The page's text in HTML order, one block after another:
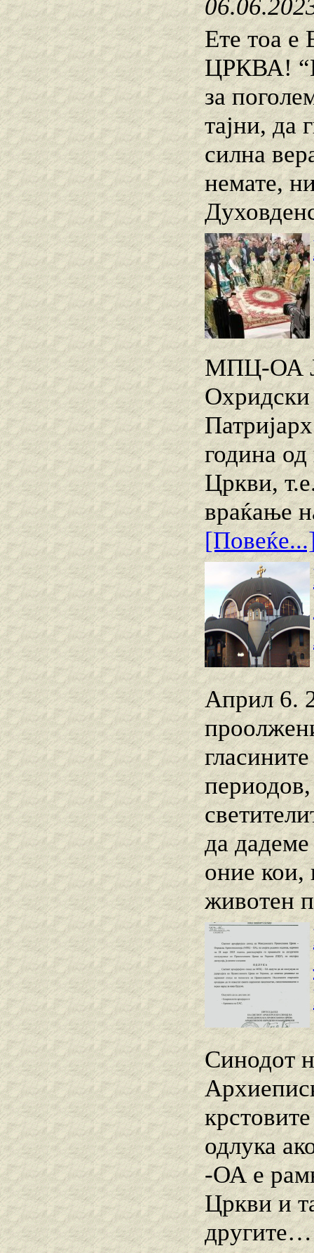
Ете тоа
ЦРКВА!
за
тајни, да
силна
немате,
МПЦ-ОА
година
Цркви,
враќање
Април 6.
да
оние кои,
животен
Синодот
одлука
-ОА е
Цркви и